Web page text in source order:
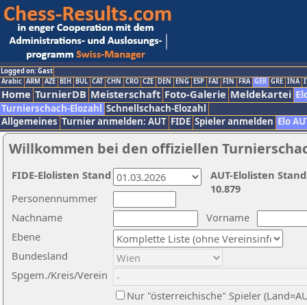
Logged on: Gast
Arabic ARM AZE BIH BUL CAT CHN CRO CZE DEN ENG ESP FAI FIN FRA GER GRE INA
Home TurnierDB Meisterschaft Foto-Galerie Meldekartei
Turnierschach-Elozahl Schnellschach-Elozahl
Allgemeines Turnier anmelden: AUT FIDE Spieler anmelden Elo
Willkommen bei den offiziellen
Nachname
Vorname
Ebene
Personennummer
Bundesland
Spgem./Kreis/Verein
Nur "österreichische" Spieler
AUT-Elolisten
10.879
FIDE-Elolisten Stand